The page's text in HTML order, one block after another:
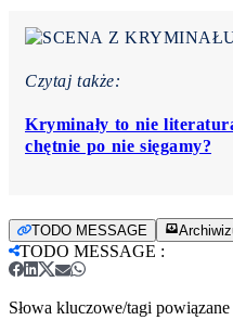
Czytaj także:
Kryminały to nie
chętnie po nie sięgamy?
TODO MESSAGE
TODO MESSAGE :
Słowa kluczowe/tagi